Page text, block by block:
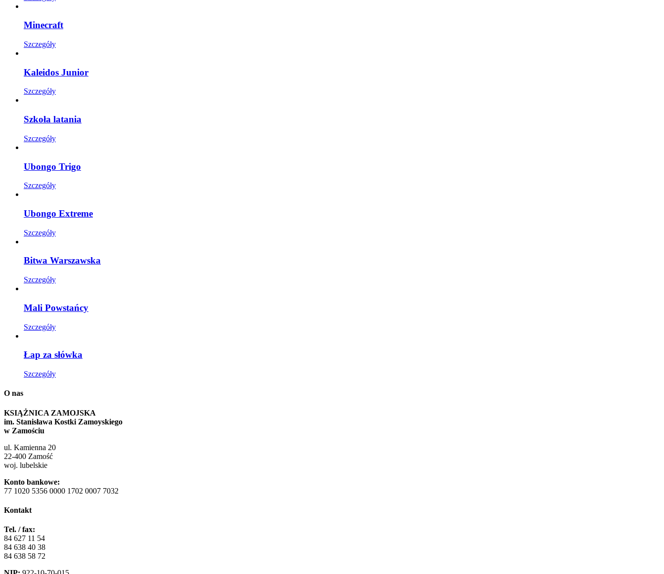
Minecraft
Szczegóły
Kaleidos Junior
Szczegóły
Szkoła latania
Szczegóły
Ubongo Trigo
Szczegóły
Ubongo Extreme
Szczegóły
Bitwa Warszawska
Szczegóły
Mali Powstańcy
Szczegóły
Łap za słówka
Szczegóły
O nas
KSIĄŻNICA ZAMOJSKA
im. Stanisława Kostki Zamoyskiego
w Zamościu
ul. Kamienna 20
22-400 Zamość
woj. lubelskie
Konto bankowe:
77 1020 5356 0000 1702 0007 7032
Kontakt
Tel. / fax:
84 627 11 54
84 638 40 38
84 638 58 72